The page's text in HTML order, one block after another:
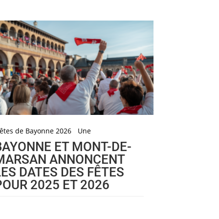
de Bayonne 2026 Une
ET MONT-DE-
ANNONCENT
DATES DES FÊTES
2025 ET 2026